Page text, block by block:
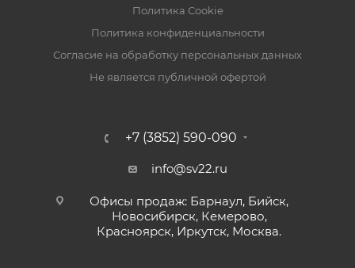
Политика Cookie
Политика конфиденциальности
Согласие на обработку персональных данных
Не является публичной офертой
+7 (3852) 590-090
info@sv22.ru
Офисы продаж: Барнаул, Бийск,
Новосибирск, Кемерово,
Красноярск, Иркутск, Москва.